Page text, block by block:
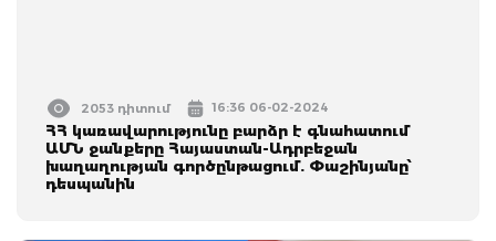
2053 դիտում 16:36 06-02-2024
ՀՀ կառավարությունը բարձր է գնահատում
ԱՄՆ ջանքերը Հայաստան-Ադրբեջան
խաղաղության գործընթացում. Փաշինյանը՝
դեսպանին